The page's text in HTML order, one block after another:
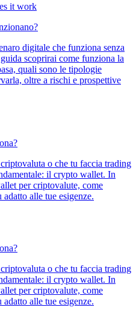
digitale che funziona senza
scoprirai come funziona la
quali sono le tipologie
oltre a rischi e prospettive
o che tu faccia trading
il crypto wallet. In
per criptovalute, come
alle tue esigenze.
o che tu faccia trading
il crypto wallet. In
per criptovalute, come
alle tue esigenze.